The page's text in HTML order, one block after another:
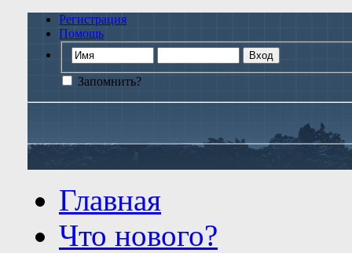
Регистрация
Помощь
Запомнить?
Главная
Что нового?